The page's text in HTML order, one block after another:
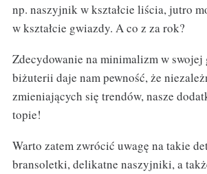
np. naszyjnik w kształcie liścia, jutro
w kształcie gwiazdy. A co z za rok?
Zdecydowanie na minimalizm w swojej
biżuterii daje nam pewność, że
zmieniających się trendów, nasze
topie!
Warto zatem zwrócić uwagę na takie
bransoletki, delikatne naszyjniki, a